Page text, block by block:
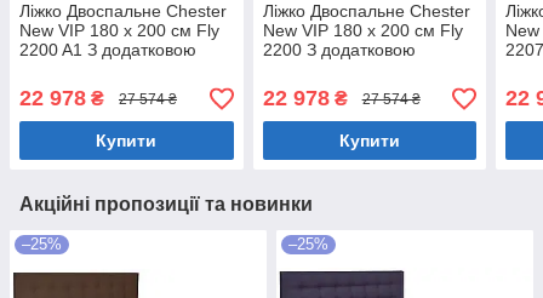
Ліжко Двоспальне Chester
New VIP 180 х 200 см Fly
2200 A1 З додатковою
рамою Білий
22 978 ₴ 27 574 ₴
Купити
Ліжко Двоспальне Chester
New VIP 180 х 200 см Fly
2200 З додатковою
рамою Білий
22 978₴ 27 574 ₴
Купити
22
Акційні пропозиції та новинки
–25% –25%